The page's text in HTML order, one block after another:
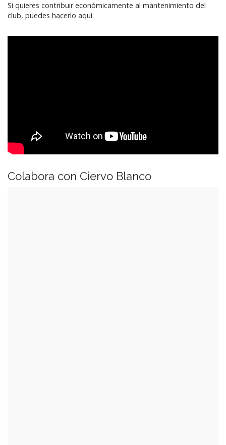
Si quieres contribuir económicamente al mantenimiento del
club, puedes hacerlo aquí.
Colabora con Ciervo Blanco